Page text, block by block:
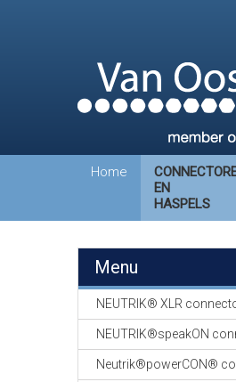
Home
EN
HASPELS
Menu
NEUTRIK® XLR
NEUTRIK®speakON
Neutrik®powerCON®